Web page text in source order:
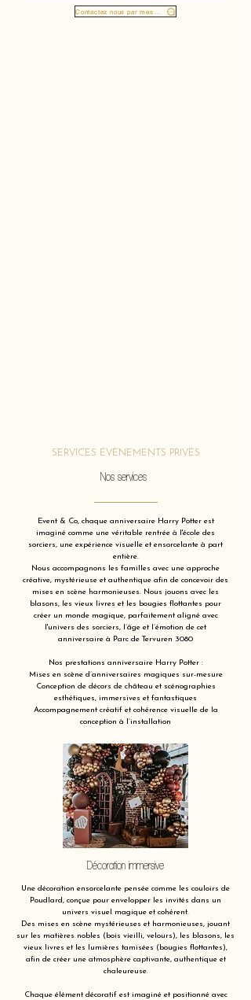
SERVICES ÉVÈNEMENTS PRIVÉS
Nos services
Event & Co, chaque anniversaire Harry Potter est
imaginé comme une véritable rentrée à l'école des
sorciers, une expérience visuelle et ensorcelante à part
entière.
Nous accompagnons les familles avec une approche
créative, mystérieuse et authentique afin de concevoir des
mises en scène harmonieuses. Nous jouons avec les
blasons, les vieux livres et les bougies flottantes pour
créer un monde magique, parfaitement aligné avec
l'univers des sorciers, l’âge et l’émotion de cet
anniversaire à Parc de Tervuren 3080
Nos prestations anniversaire Harry Potter :
Mises en scène d’anniversaires magiques sur-mesure
Conception de décors de château et scénographies
esthétiques, immersives et fantastiques
Accompagnement créatif et cohérence visuelle de la
conception à l’installation
Décoration immersive
Une décoration ensorcelante pensée comme les couloirs de
Poudlard, conçue pour envelopper les invités dans un
univers visuel magique et cohérent.
Des mises en scène mystérieuses et harmonieuses, jouant
sur les matières nobles (bois vieilli, velours), les blasons, les
vieux livres et les lumières tamisées (bougies flottantes),
afin de créer une atmosphère captivante, authentique et
chaleureuse.
Chaque élément décoratif est imaginé et positionné avec